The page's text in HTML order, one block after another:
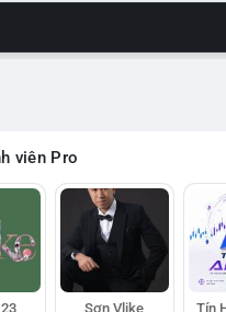
viên Pro
Sơn Vlike Tín